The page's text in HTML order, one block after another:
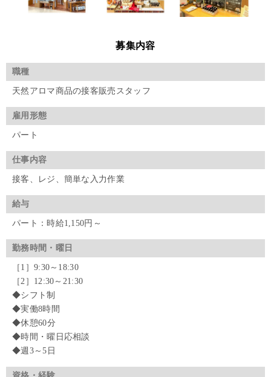
募集内容
職種
天然アロマ商品の接客販売スタッフ
雇用形態
パート
仕事内容
接客、レジ、簡単な入力作業
給与
パート：時給1,150円～
勤務時間・曜日
［1］9:30～18:30
［2］12:30～21:30
◆シフト制
◆実働8時間
◆休憩60分
◆時間・曜日応相談
◆週3～5日